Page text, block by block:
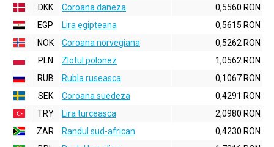
DKK
Coroana daneza
0,5560 RON
EGP
Lira egipteana
0,5615 RON
NOK
Coroana norvegiana
0,5262 RON
PLN
Zlotul polonez
1,0562 RON
RUB
Rubla ruseasca
0,1067 RON
SEK
Coroana suedeza
0,4291 RON
TRY
Lira turceasca
2,0980 RON
ZAR
Randul sud-african
0,4230 RON